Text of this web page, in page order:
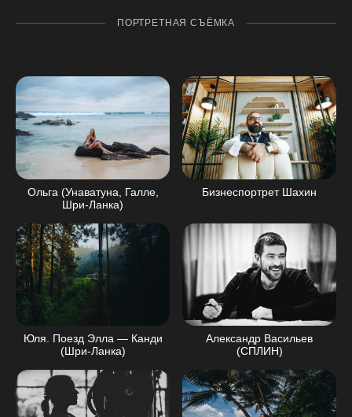
ПОРТРЕТНАЯ СЪЁМКА
Ольга (Унаватуна, Галле,
Шри-Ланка)
Бизнеспортрет Шахин
Юля. Поезд Элла — Канди
(Шри-Ланка)
Александр Васильев
(СПЛИН)